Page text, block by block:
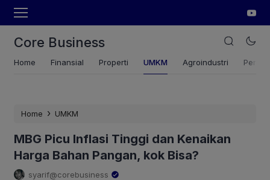
Core Business
Home Finansial Properti UMKM Agroindustri
Home › UMKM
MBG Picu Inflasi Tinggi dan Kenaikan
Harga Bahan Pangan, kok Bisa?
syarif@corebusiness